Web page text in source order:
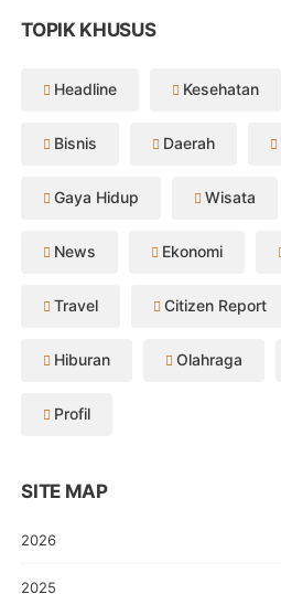
TOPIK KHUSUS
Headline Kesehatan
Bisnis Daerah
Gaya Hidup Wisata
News Ekonomi
Travel Citizen Report
Hiburan Olahraga
Profil
SITE MAP
2026
2025